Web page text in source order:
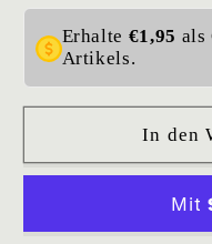
Perle
Perle
Erhalte €1,95 als
Artikels.
In den